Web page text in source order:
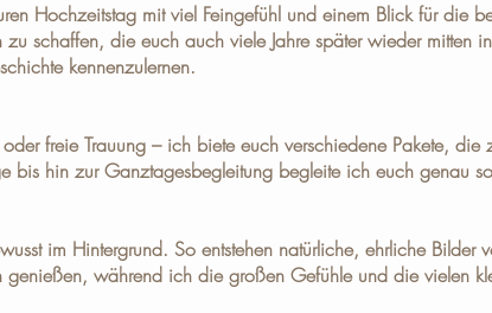
Hochzeitstag mit viel Feingefühl und einem Blick für die
schaffen, die euch auch viele Jahre später wieder mitten
kennenzulernen.
freie Trauung – ich biete euch verschiedene Pakete, die
bis hin zur Ganztagesbegleitung begleite ich euch genau
im Hintergrund. So entstehen natürliche, ehrliche
genießen, während ich die großen Gefühle und die vielen